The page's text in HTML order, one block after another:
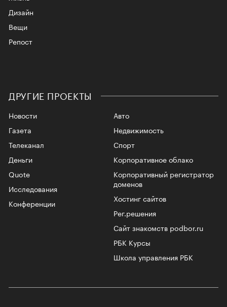
Дизайн
Вещи
Репост
ДРУГИЕ ПРОЕКТЫ
Новости
Газета
Телеканал
Авто
Недвижимость
Спорт
Корпоративное облако
Корпоративный регистратор
доменов
Хостинг сайтов
Рег.решения
Сайт знакомств podbor.ru
РБК Курсы
Школа управления РБК
Деньги
Quote
Исследования
Конференции